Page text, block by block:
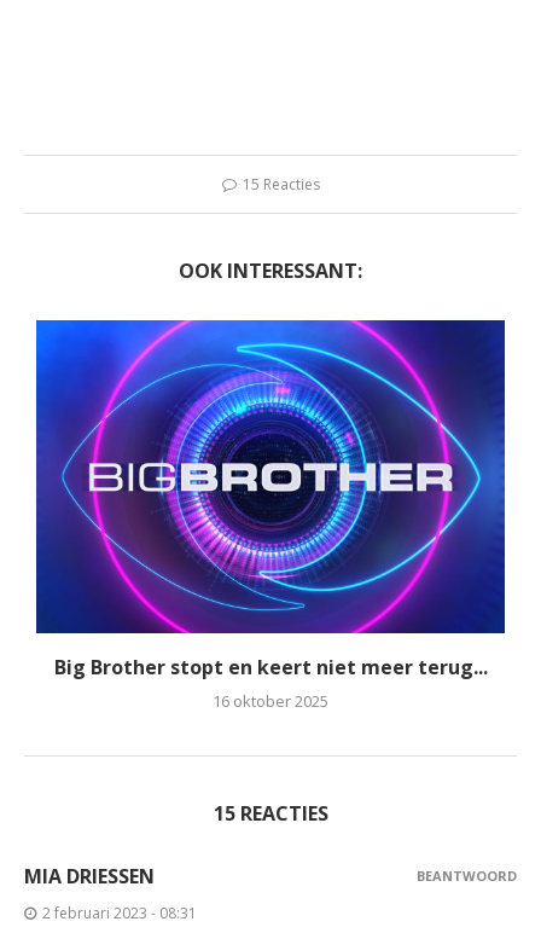
15 Reacties
OOK INTERESSANT:
Big Brother stopt en keert niet meer terug...
16 oktober 2025
15 REACTIES
MIA DRIESSEN
2 februari 2023 - 08:31
BEANTWOORD